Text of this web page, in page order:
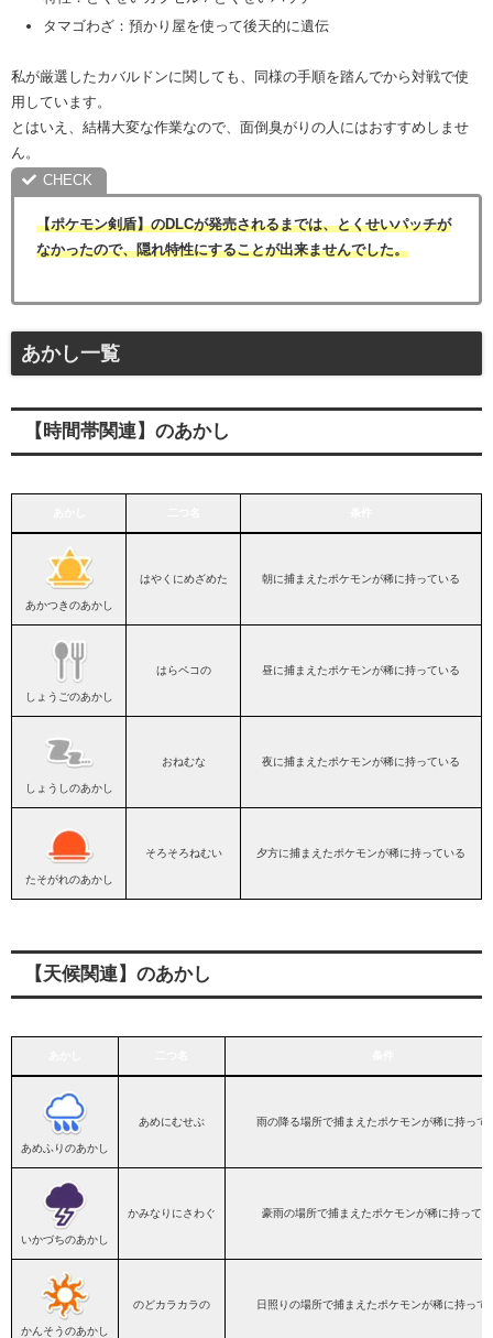
タマゴわざ：預かり屋を使って後天的に遺伝
私が厳選したカバルドンに関しても、同様の手順を踏んでから対戦で使
用しています。
とはいえ、結構大変な作業なので、面倒臭がりの人にはおすすめしませ
ん。
【ポケモン剣盾】のDLCが発売されるまでは、とくせいパッチが
なかったので、隠れ特性にすることが出来ませんでした。
あかし一覧
【時間帯関連】のあかし
あかつきのあかし
はやくにめざめた 朝に捕まえたポケモンが稀に持っている
しょうごのあかし
はらペコの 昼に捕まえたポケモンが稀に持っている
しょうしのあかし
おねむな 夜に捕まえたポケモンが稀に持っている
たそがれのあかし
そろそろねむい 夕方に捕まえたポケモンが稀に持っている
【天候関連】のあかし
あめふりのあかし
あめにむせぶ 雨の降る場所で捕まえたポケモンが稀に持って
いかづちのあかし
かみなりにさわぐ 豪雨の場所で捕まえたポケモンが稀に持って
かんそうのあかし
のどカラカラの 日照りの場所で捕まえたポケモンが稀に持って